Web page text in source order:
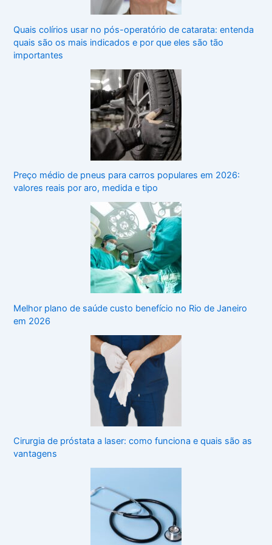
Quais colírios usar no pós-operatório de catarata: entenda
quais são os mais indicados e por que eles são tão
importantes
Preço médio de pneus para carros populares em 2026:
valores reais por aro, medida e tipo
Melhor plano de saúde custo benefício no Rio de Janeiro
em 2026
Cirurgia de próstata a laser: como funciona e quais são as
vantagens